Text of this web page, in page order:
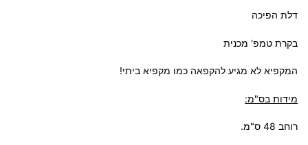
דלת הפיכה
בקרת טמפ' מכנית
המקפיא לא מגיע להקפאה כמו מקפיא ביתי!
מידות בס"מ:
רוחב 48 ס"מ.